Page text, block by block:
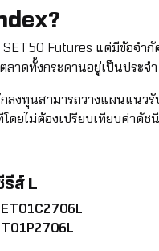
Futures แต่มีข้อจำ
าดทั้งกระดานอยู่เป็นประจำ
ลงทุนสามารถวางแผนแนว
ยไม่ต้องเปรียบเทียบค่าดัช
ส์ L